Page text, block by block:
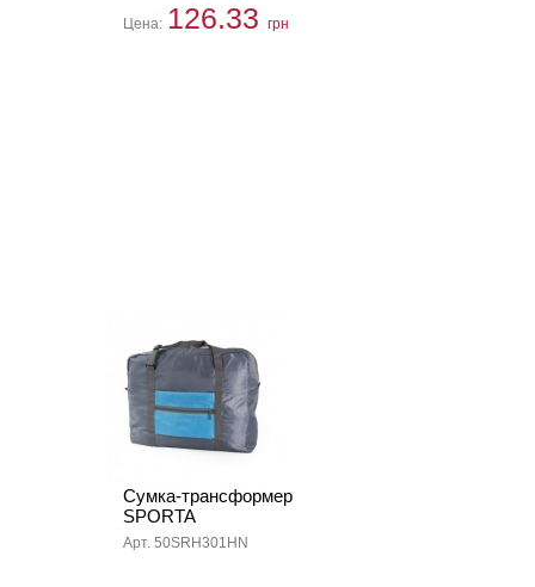
Цена: 126.33 грн
Сумка-трансформер
SPORTA
Арт. 50SRH301HN